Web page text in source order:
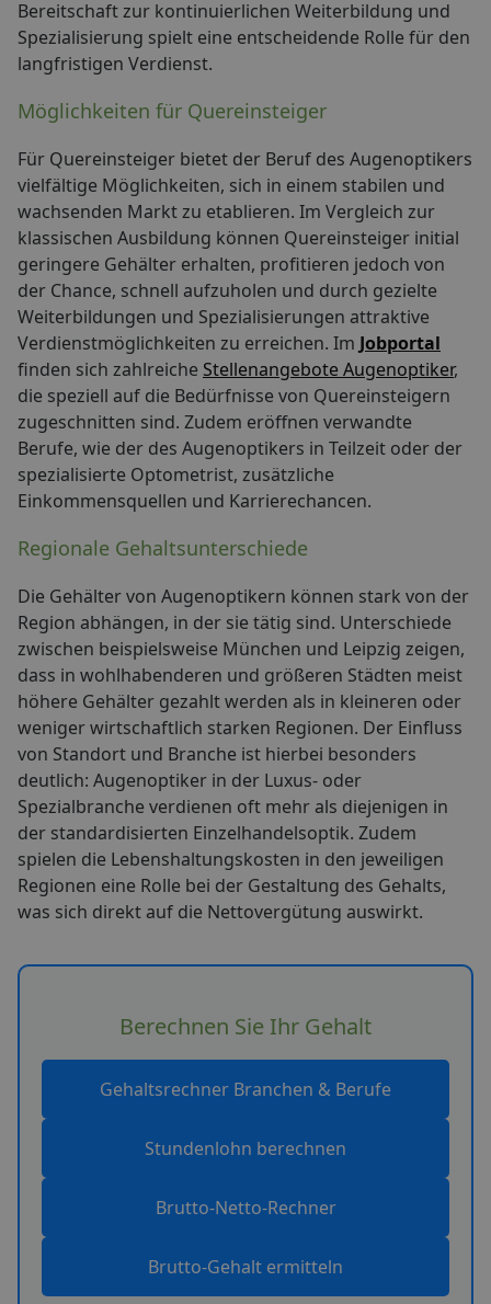
Bereitschaft zur kontinuierlichen Weiterbildung und
Spezialisierung spielt eine entscheidende Rolle für den
langfristigen Verdienst.
Möglichkeiten für Quereinsteiger
Für Quereinsteiger bietet der Beruf des Augenoptikers
vielfältige Möglichkeiten, sich in einem stabilen und
wachsenden Markt zu etablieren. Im Vergleich zur
klassischen Ausbildung können Quereinsteiger initial
geringere Gehälter erhalten, profitieren jedoch von
der Chance, schnell aufzuholen und durch gezielte
Weiterbildungen und Spezialisierungen attraktive
Verdienstmöglichkeiten zu erreichen. Im Jobportal
finden sich zahlreiche Stellenangebote Augenoptiker,
die speziell auf die Bedürfnisse von Quereinsteigern
zugeschnitten sind. Zudem eröffnen verwandte
Berufe, wie der des Augenoptikers in Teilzeit oder der
spezialisierte Optometrist, zusätzliche
Einkommensquellen und Karrierechancen.
Regionale Gehaltsunterschiede
Die Gehälter von Augenoptikern können stark von der
Region abhängen, in der sie tätig sind. Unterschiede
zwischen beispielsweise München und Leipzig zeigen,
dass in wohlhabenderen und größeren Städten meist
höhere Gehälter gezahlt werden als in kleineren oder
weniger wirtschaftlich starken Regionen. Der Einfluss
von Standort und Branche ist hierbei besonders
deutlich: Augenoptiker in der Luxus- oder
Spezialbranche verdienen oft mehr als diejenigen in
der standardisierten Einzelhandelsoptik. Zudem
spielen die Lebenshaltungskosten in den jeweiligen
Regionen eine Rolle bei der Gestaltung des Gehalts,
was sich direkt auf die Nettovergütung auswirkt.
Berechnen Sie Ihr Gehalt
Gehaltsrechner Branchen & Berufe
Stundenlohn berechnen
Brutto-Netto-Rechner
Brutto-Gehalt ermitteln